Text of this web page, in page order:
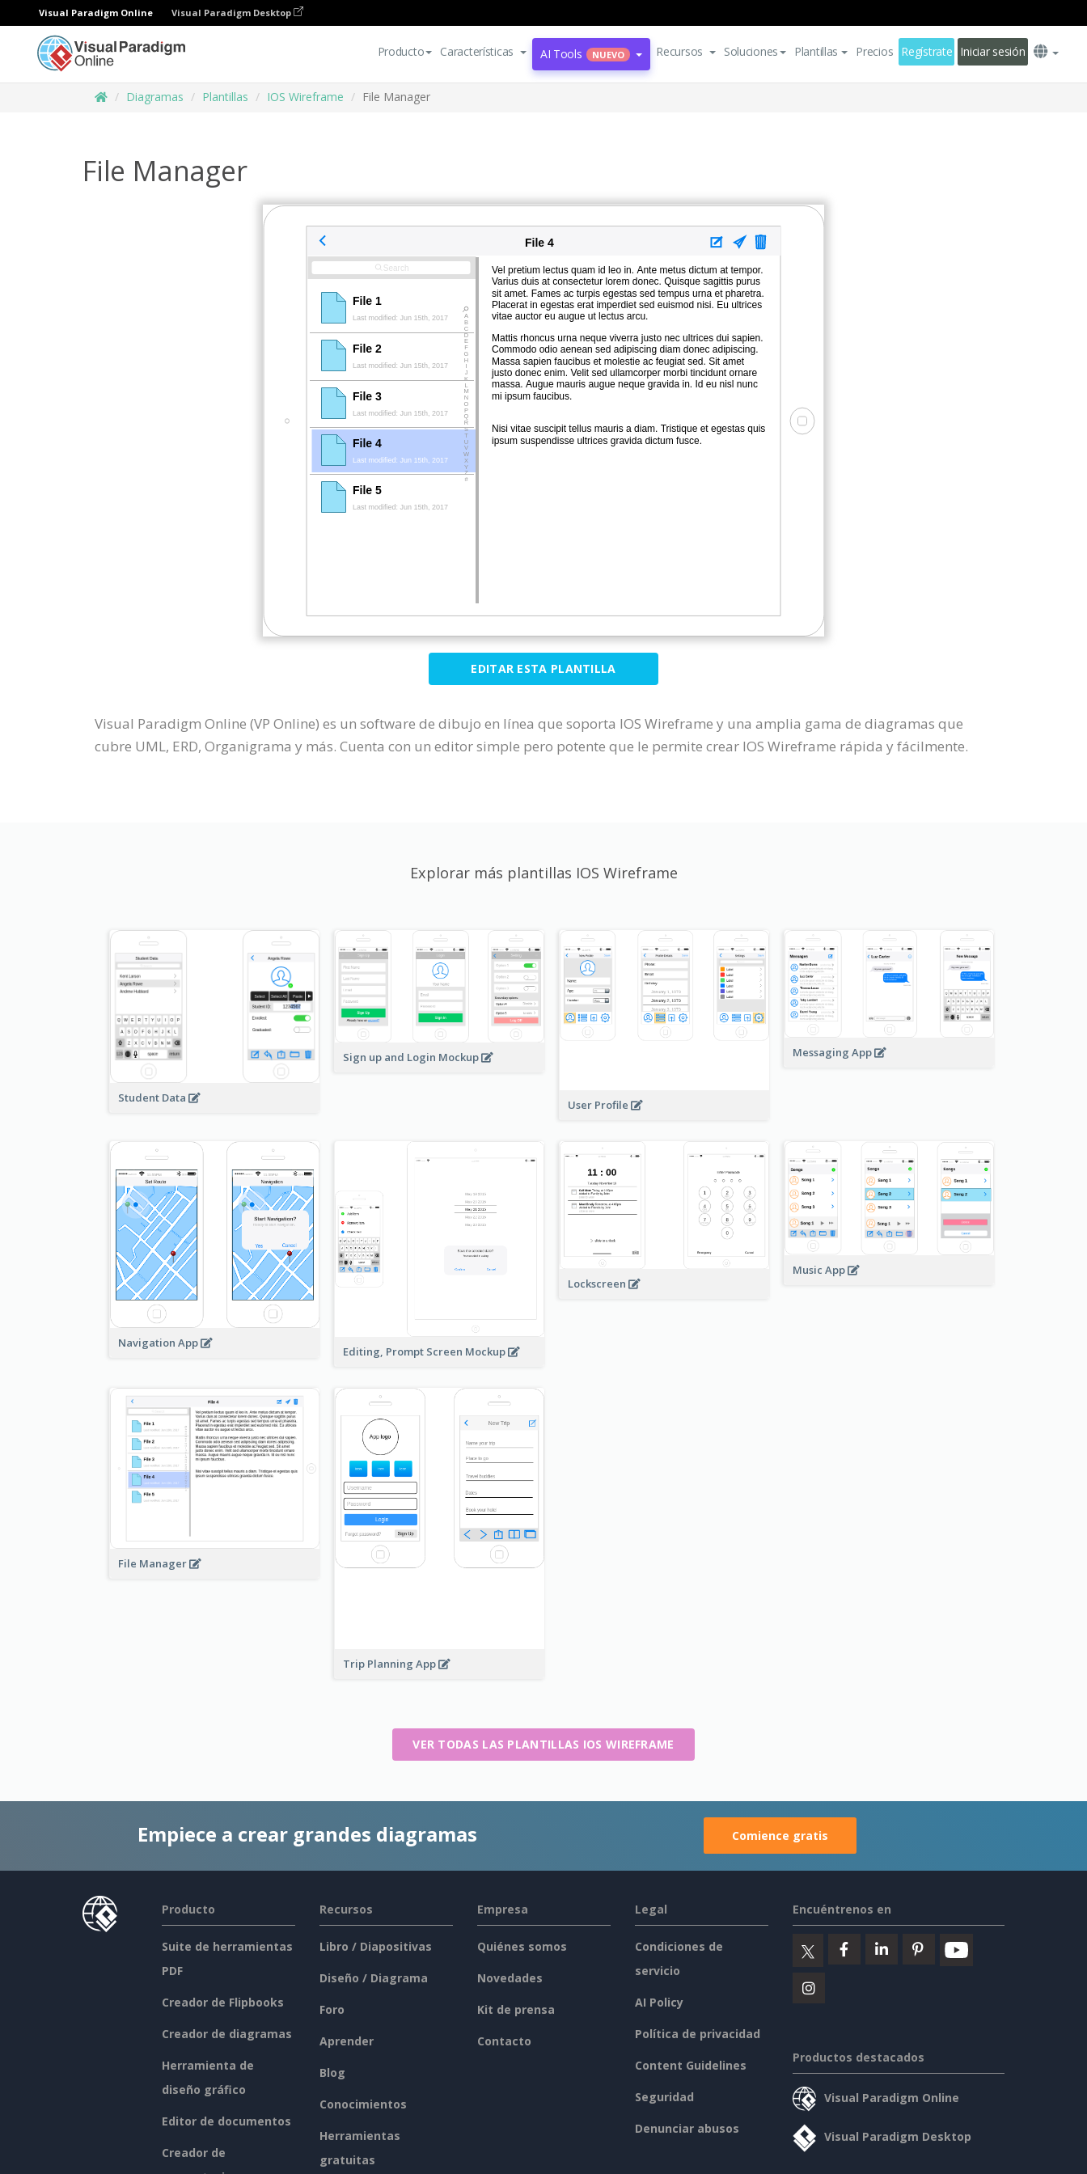
Visual Paradigm Online Visual Paradigm Desktop
Producto Características AI Tools NUEVO Recursos Soluciones Plantillas Precios Regístrate Iniciar sesión
Diagramas Plantillas IOS Wireframe File Manager
File Manager
EDITAR ESTA PLANTILLA
Visual Paradigm Online (VP Online) es un software de dibujo en línea que soporta IOS Wireframe y una amplia gama de diagramas que
cubre UML, ERD, Organigrama y más. Cuenta con un editor simple pero potente que le permite crear IOS Wireframe rápida y fácilmente.
Explorar más plantillas IOS Wireframe
Student Data
Sign up and Login Mockup
User Profile
Messaging App
Navigation App
Editing, Prompt Screen Mockup
Lockscreen
Music App
File Manager
Trip Planning App
VER TODAS LAS PLANTILLAS IOS WIREFRAME
Empiece a crear grandes diagramas Comience gratis
Producto
Suite de herramientas
PDF
Creador de Flipbooks
Creador de diagramas
Herramienta de
diseño gráfico
Editor de documentos
Creador de
Recursos
Libro / Diapositivas
Diseño / Diagrama
Foro
Aprender
Blog
Conocimientos
Herramientas
gratuitas
Empresa
Quiénes somos
Novedades
Kit de prensa
Contacto
Legal
Condiciones de
servicio
AI Policy
Política de privacidad
Content Guidelines
Seguridad
Denunciar abusos
Encuéntrenos en
Productos destacados
Visual Paradigm Online
Visual Paradigm Desktop